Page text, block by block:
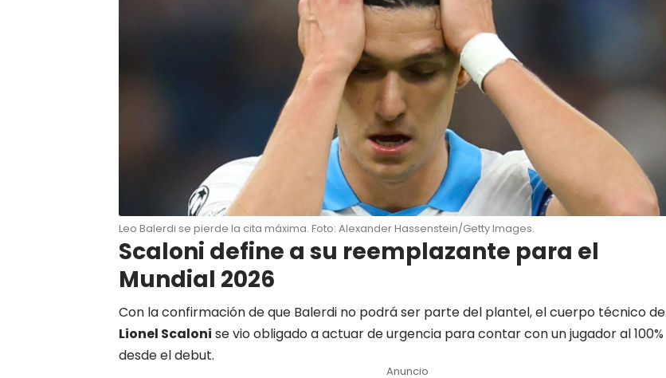
Leo Balerdi se pierde la cita máxima. Foto: Alexander Hassenstein/Getty Images.
Scaloni define a su reemplazante para el
Mundial 2026
Con la confirmación de que Balerdi no podrá ser parte del plantel, el cuerpo técnico de
Lionel Scaloni se vio obligado a actuar de urgencia para contar con un jugador al 100%
desde el debut.
Anuncio